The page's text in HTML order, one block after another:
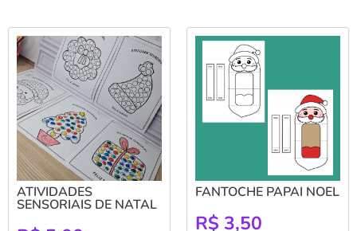
ATIVIDADES
SENSORIAIS DE NATAL
FANTOCHE PAPAI NOEL
R$ 3,50